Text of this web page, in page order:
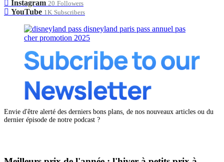
Instagram 20 Followers
YouTube 1K Subscribers
Envie d'être alerté des derniers bons plans, de nos nouveaux articles ou du
dernier épisode de notre podcast ?